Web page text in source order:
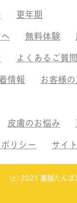
更年期
無料体験
よくあるご質問
情報 お客様
皮膚のお悩み
リシー
サイ
(c) 2021 薬舗たんぽ